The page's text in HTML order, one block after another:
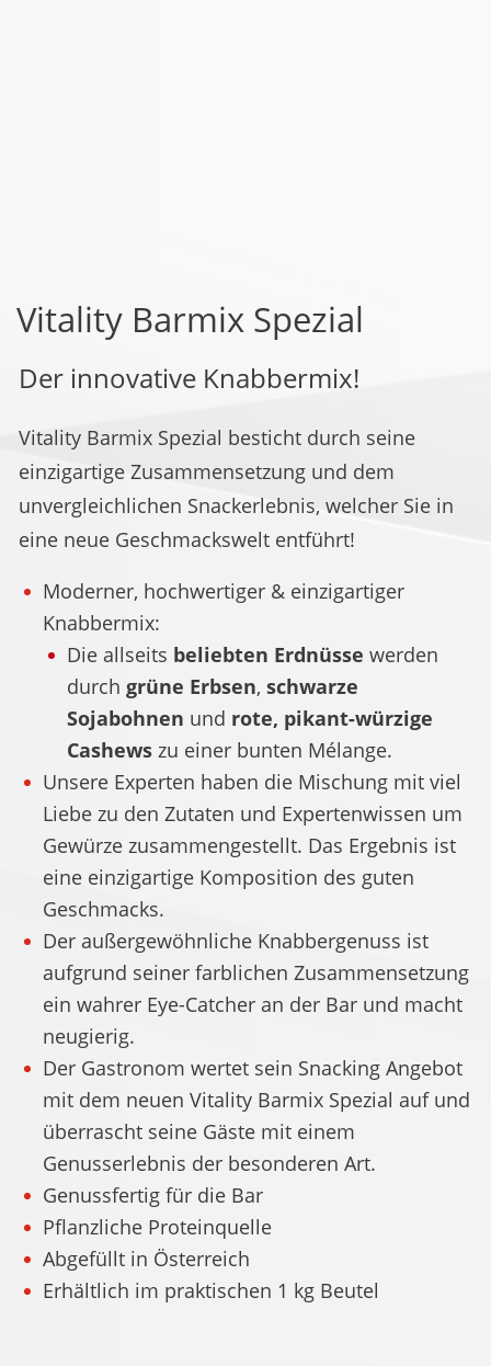
Vitality Barmix Spezial
Der innovative Knabbermix!
Vitality Barmix Spezial besticht durch seine
einzigartige Zusammensetzung und dem
unvergleichlichen Snackerlebnis, welcher Sie in
eine neue Geschmackswelt entführt!
Moderner, hochwertiger & einzigartiger
Knabbermix:
Die allseits beliebten Erdnüsse werden
durch grüne Erbsen, schwarze
Sojabohnen und rote, pikant-würzige
Cashews zu einer bunten Mélange.
Unsere Experten haben die Mischung mit viel
Liebe zu den Zutaten und Expertenwissen um
Gewürze zusammengestellt. Das Ergebnis ist
eine einzigartige Komposition des guten
Geschmacks.
Der außergewöhnliche Knabbergenuss ist
aufgrund seiner farblichen Zusammensetzung
ein wahrer Eye-Catcher an der Bar und macht
neugierig.
Der Gastronom wertet sein Snacking Angebot
mit dem neuen Vitality Barmix Spezial auf und
überrascht seine Gäste mit einem
Genusserlebnis der besonderen Art.
Genussfertig für die Bar
Pflanzliche Proteinquelle
Abgefüllt in Österreich
Erhältlich im praktischen 1 kg Beutel